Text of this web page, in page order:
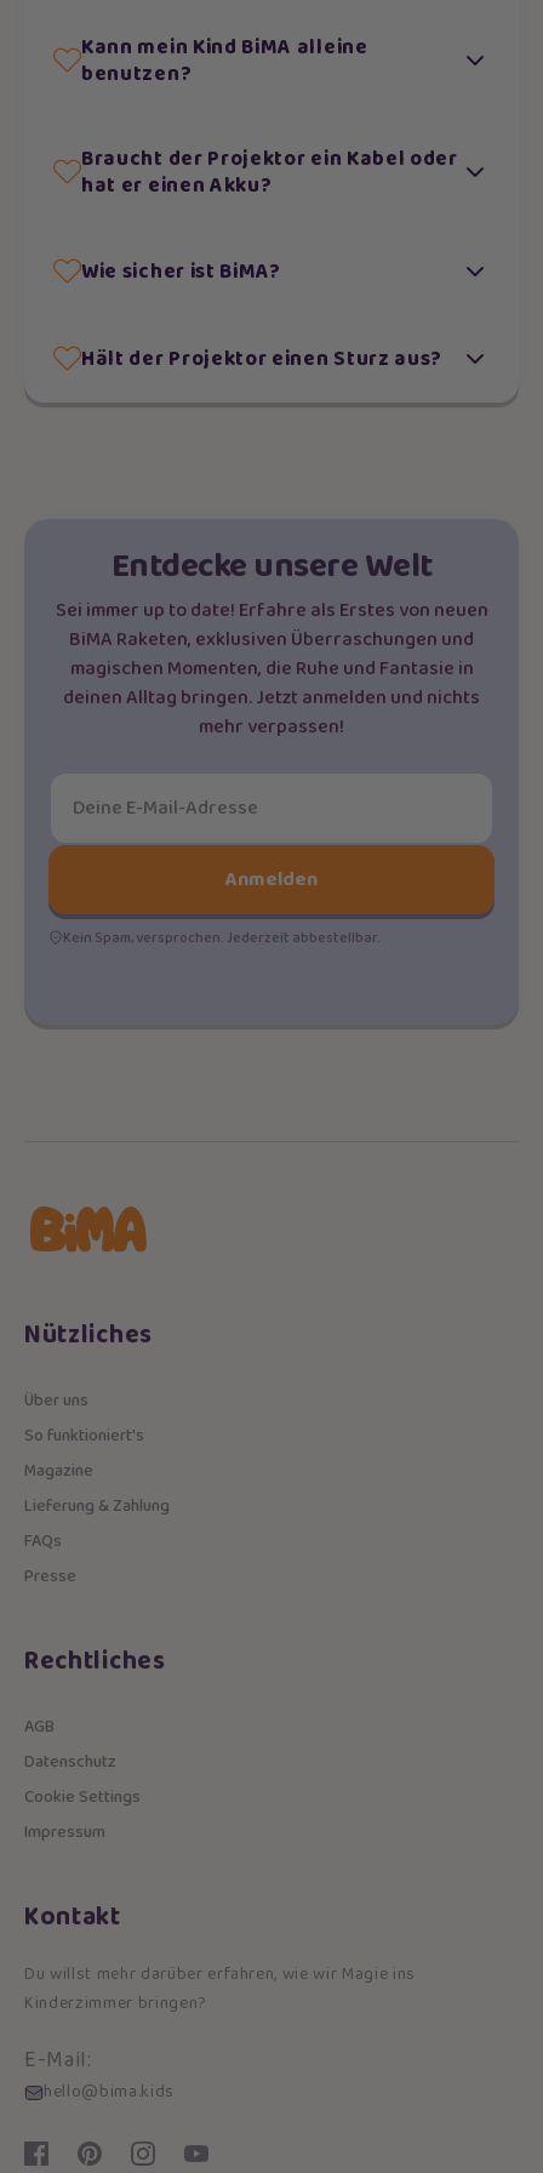
Kann mein Kind BiMA alleine
benutzen?
Braucht der Projektor ein Kabel oder
hat er einen Akku?
Wie sicher ist BiMA?
Hält der Projektor einen Sturz aus?
Entdecke unsere Welt
Sei immer up to date! Erfahre als Erstes von neuen
BiMA Raketen, exklusiven Überraschungen und
magischen Momenten, die Ruhe und Fantasie in
deinen Alltag bringen. Jetzt anmelden und nichts
mehr verpassen!
Anmelden
Kein Spam, versprochen. Jederzeit abbestellbar.
Nützliches
Über uns
So funktioniert's
Magazine
Lieferung & Zahlung
FAQs
Presse
Rechtliches
AGB
Datenschutz
Cookie Settings
Impressum
Kontakt
Du willst mehr darüber erfahren, wie wir Magie ins
Kinderzimmer bringen?
E-Mail:
hello@bima.kids